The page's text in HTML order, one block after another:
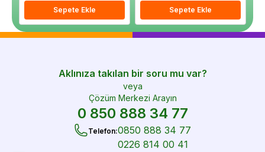
Sepete Ekle Sepete Ekle
Aklınıza takılan bir soru mu var?
veya
Çözüm Merkezi Arayın
0 850 888 34 77
Telefon:0850 888 34 77
0226 814 00 41